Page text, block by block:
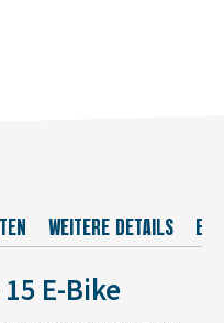
WEITERE DETAILS
E-Bike